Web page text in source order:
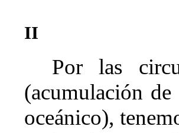
II
Por las
(acumulación
oceánico),